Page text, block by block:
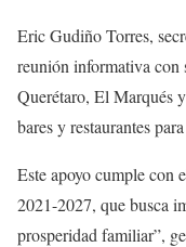
Eric Gudiño Torres,
reunión informativa con
Querétaro, El Marqués
bares y restaurantes
Este apoyo cumple con
2021-2027, que busca
prosperidad familiar”,